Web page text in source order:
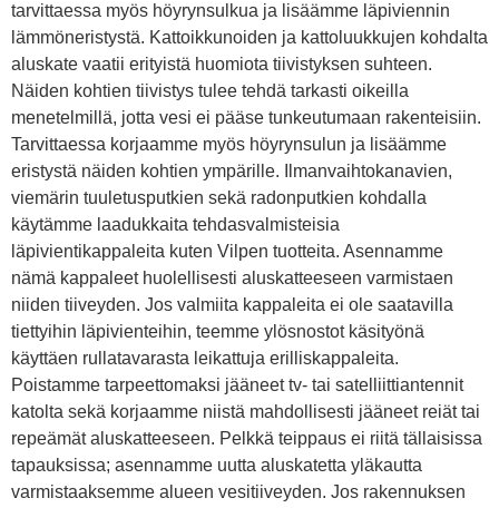
tarvittaessa myös höyrynsulkua ja lisäämme läpiviennin
lämmöneristystä. Kattoikkunoiden ja kattoluukkujen kohdalta
aluskate vaatii erityistä huomiota tiivistyksen suhteen.
Näiden kohtien tiivistys tulee tehdä tarkasti oikeilla
menetelmillä, jotta vesi ei pääse tunkeutumaan rakenteisiin.
Tarvittaessa korjaamme myös höyrynsulun ja lisäämme
eristystä näiden kohtien ympärille. Ilmanvaihtokanavien,
viemärin tuuletusputkien sekä radonputkien kohdalla
käytämme laadukkaita tehdasvalmisteisia
läpivientikappaleita kuten Vilpen tuotteita. Asennamme
nämä kappaleet huolellisesti aluskatteeseen varmistaen
niiden tiiveyden. Jos valmiita kappaleita ei ole saatavilla
tiettyihin läpivienteihin, teemme ylösnostot käsityönä
käyttäen rullatavarasta leikattuja erilliskappaleita.
Poistamme tarpeettomaksi jääneet tv- tai satelliittiantennit
katolta sekä korjaamme niistä mahdollisesti jääneet reiät tai
repeämät aluskatteeseen. Pelkkä teippaus ei riitä tällaisissa
tapauksissa; asennamme uutta aluskatetta yläkautta
varmistaaksemme alueen vesitiiveyden. Jos rakennuksen